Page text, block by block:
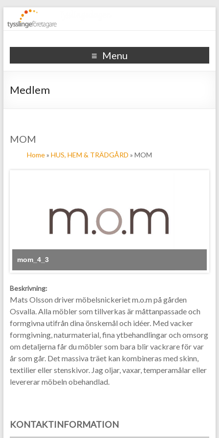
Tysslinge företagare
Menu
Medlem
MOM
Home» HUS, HEM & TRÄDGÅRD » MOM
mom_4_3
Beskrivning:
Mats Olsson driver möbelsnickeriet m.o.m på gården
Osvalla. Alla möbler som tillverkas är måttanpassade och
formgivna utifrån dina önskemål och idéer. Med vacker
formgivning, naturmaterial, fina ytbehandlingar och omsorg
om detaljerna får du möbler som bara blir vackrare för var
år som går. Det massiva träet kan kombineras med skinn,
textilier eller stenskivor. Jag oljar, vaxar, temperamålar eller
levererar möbeln obehandlad.
KONTAKTINFORMATION